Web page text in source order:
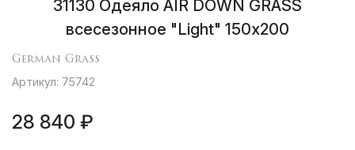
31130 Одеяло AIR DOWN GRASS
всесезонное "Light" 150х200
German Grass
Артикул: 75742
28 840 ₽